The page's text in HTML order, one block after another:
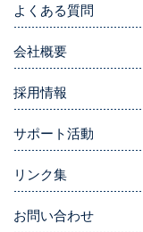
よくある質問
会社概要
採用情報
サポート活動
リンク集
お問い合わせ